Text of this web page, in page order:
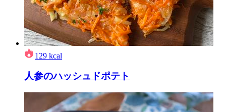
129 kcal
人参のハッシュドポテト